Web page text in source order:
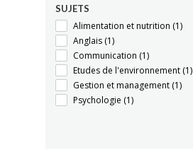
SUJETS
Alimentation et nutrition (1)
Anglais (1)
Communication (1)
Etudes de l'environnement (1)
Gestion et management (1)
Psychologie (1)